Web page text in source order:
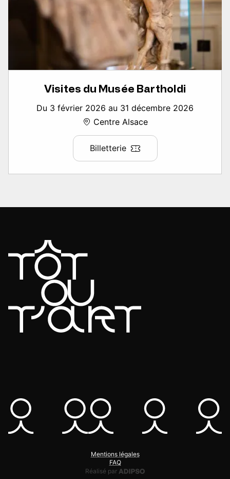
Visites du Musée Bartholdi
Du 3 février 2026 au 31 décembre 2026
Centre Alsace
Billetterie
Mentions légales
FAQ
Réalisé par
Adipso, agence web et